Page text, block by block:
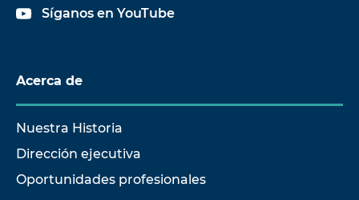
Síganos en YouTube
Acerca de
Nuestra Historia
Dirección ejecutiva
Oportunidades profesionales